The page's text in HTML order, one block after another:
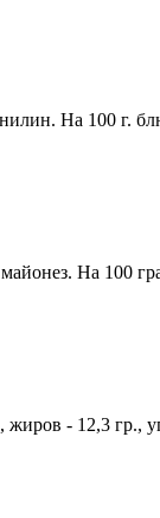
На 100 г.
На 100
- 12,3 гр.,